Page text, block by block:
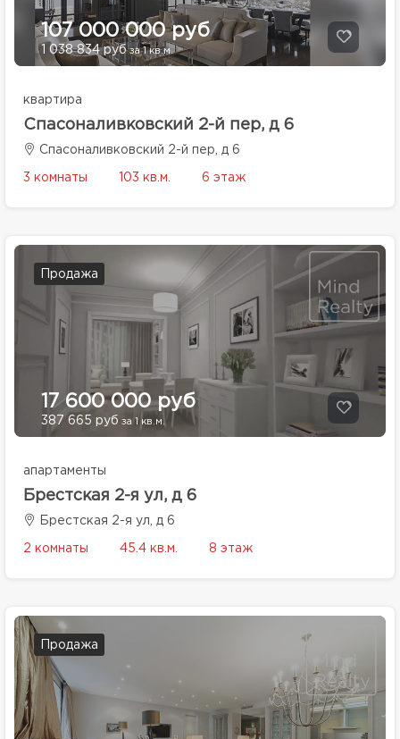
107 000 000 руб
1 038 834 рубза 1 кв.м.
квартира
Спасоналивковский 2-й пер, д 6
Спасоналивковский 2-й пер, д 6
3 комнаты 103 кв.м. 6 этаж
Продажа
17 600 000 руб
387 665 руб за 1 кв.м.
апартаменты
Брестская 2-я ул, д 6
Брестская 2-я ул, д 6
2 комнаты 45.4 кв.м. 8 этаж
Продажа